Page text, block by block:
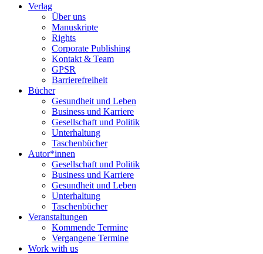
Verlag
Über uns
Manuskripte
Rights
Corporate Publishing
Kontakt & Team
GPSR
Barrierefreiheit
Bücher
Gesundheit und Leben
Business und Karriere
Gesellschaft und Politik
Unterhaltung
Taschenbücher
Autor*innen
Gesellschaft und Politik
Business und Karriere
Gesundheit und Leben
Unterhaltung
Taschenbücher
Veranstaltungen
Kommende Termine
Vergangene Termine
Work with us